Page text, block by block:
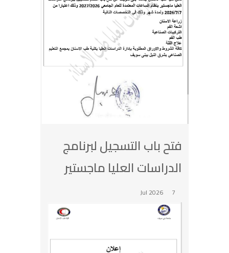
فتح باب التسجيل لبرنامج
الدراسات العليا ماجستير
7 Jul 2026